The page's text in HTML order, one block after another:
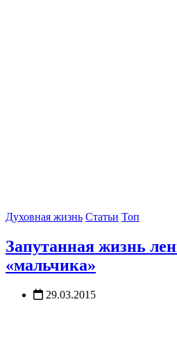
Духовная жизнь Статьи Топ
Запутанная жизнь
«мальчика»
29.03.2015